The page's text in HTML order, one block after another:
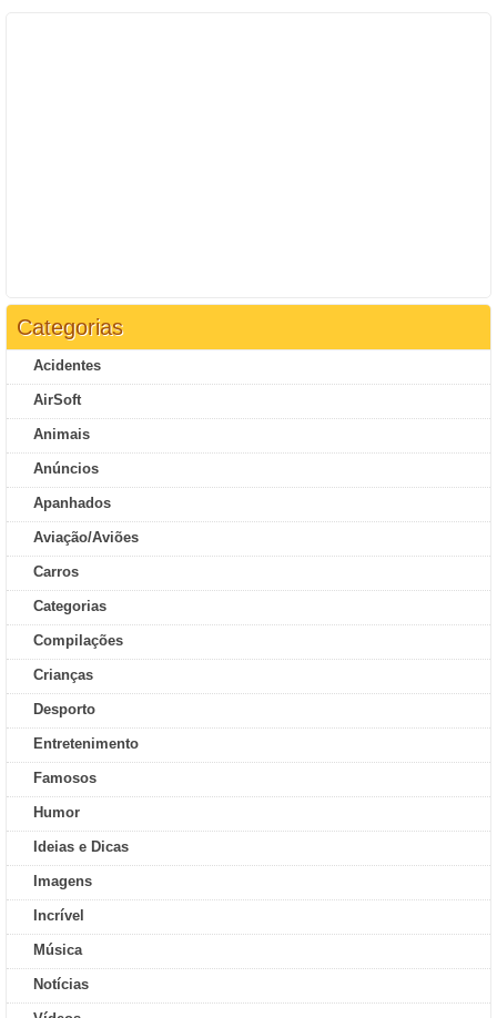
Categorias
Acidentes
AirSoft
Animais
Anúncios
Apanhados
Aviação/Aviões
Carros
Categorias
Compilações
Crianças
Desporto
Entretenimento
Famosos
Humor
Ideias e Dicas
Imagens
Incrível
Música
Notícias